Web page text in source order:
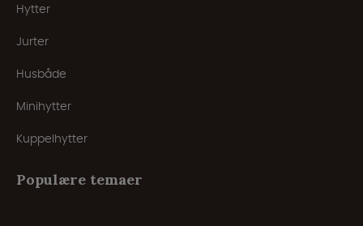
Hytter
Jurter
Husbåde
Minihytter
Kuppelhytter
Populære temaer